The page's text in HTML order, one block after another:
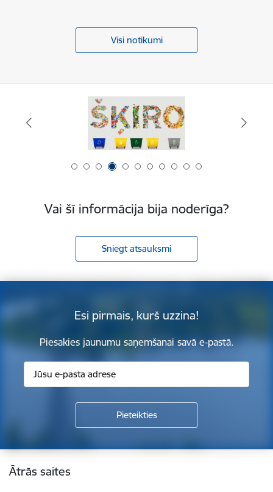
Visi notikumi
Vai šī informācija bija noderīga?
Sniegt atsauksmi
Esi pirmais, kurš uzzina!
Piesakies jaunumu saņemšanai savā e-pastā.
Kājene
Ātrās saites